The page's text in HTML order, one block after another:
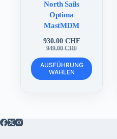
North Sails
Optima
MastMDM
949.00CHF
Ursprünglicher
Preis
war:
949.00 CHF
930.00 CHF
Aktueller
Preis
ist:
930.00 CHF.
AUSFÜHRUNG
WÄHLEN
Dieses
Produkt
weist